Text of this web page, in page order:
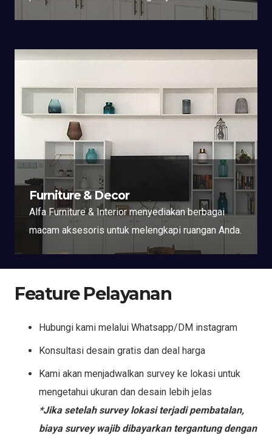
Furniture & Decor
Alfa Furniture & Interior menyediakan berbagai
macam aksesoris untuk melengkapi ruangan Anda.
Feature Pelayanan
Hubungi kami melalui Whatsapp/DM instagram
Konsultasi desain gratis dan deal harga
Kami akan menjadwalkan survey ke lokasi untuk
mengetahui ukuran dan desain lebih jelas
*Jika setelah survey lokasi terjadi pembatalan,
biaya survey wajib dibayarkan tergantung dengan